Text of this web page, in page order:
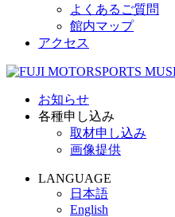
よくあるご質問
館内マップ
アクセス
お知らせ
各種申し込み
取材申し込み
画像提供
LANGUAGE
日本語
English